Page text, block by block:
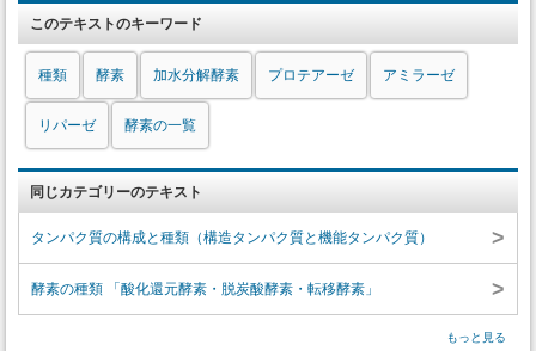
このテキストのキーワード
種類 酵素 加水分解酵素 プロテアーゼ アミラーゼ
リパーゼ 酵素の一覧
同じカテゴリーのテキスト
タンパク質の構成と種類（構造タンパク質と機能タンパク質） >
酵素の種類 「酸化還元酵素・脱炭酸酵素・転移酵素」 >
もっと見る